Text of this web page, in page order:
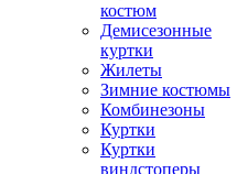
костюм
Демисезонные
куртки
Жилеты
Зимние костюмы
Комбинезоны
Куртки
Куртки
виндстоперы